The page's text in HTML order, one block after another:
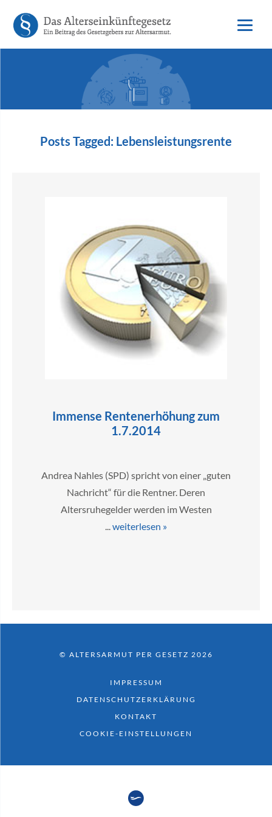
Posts Tagged: Lebensleistungsrente
Immense Rentenerhöhung zum
1.7.2014
Andrea Nahles (SPD) spricht von einer „guten
Nachricht“ für die Rentner. Deren
Altersruhegelder werden im Westen
weiterlesen »
© ALTERSARMUT PER GESETZ 2026
IMPRESSUM
DATENSCHUTZERKLÄRUNG
KONTAKT
COOKIE-EINSTELLUNGEN